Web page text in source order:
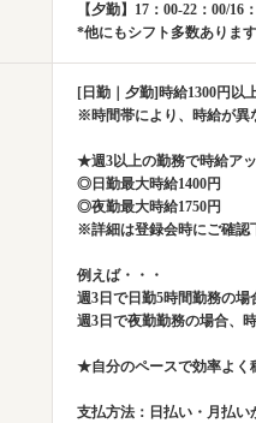
【夕勤】17：00-22：00/16
*他にもシフト多数あります
[日勤｜夕勤]時給1300円以
※時間帯により、時給が異
★週3以上の勤務で時給アッ
◎日勤最大時給1400円
◎夜勤最大時給1750円
※詳細は登録会時にご確認
例えば・・・
週3日で日勤5時間勤務の場
週3日で夜勤勤務の場合、
★自分のペースで効率よく
支払方法：日払い・月払い